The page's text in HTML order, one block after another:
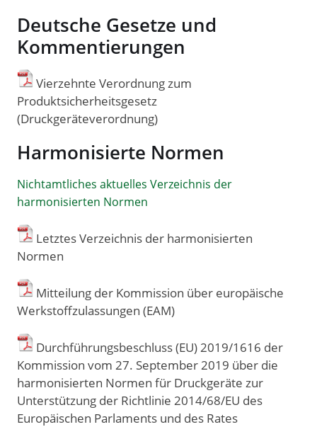
Deutsche Gesetze und
Kommentierungen
Vierzehnte Verordnung zum
Produktsicherheitsgesetz
(Druckgeräteverordnung)
Harmonisierte Normen
Nichtamtliches aktuelles Verzeichnis der
harmonisierten Normen
Letztes Verzeichnis der harmonisierten
Normen
Mitteilung der Kommission über europäische
Werkstoffzulassungen (EAM)
Durchführungsbeschluss (EU) 2019/1616 der
Kommission vom 27. September 2019 über die
harmonisierten Normen für Druckgeräte zur
Unterstützung der Richtlinie 2014/68/EU des
Europäischen Parlaments und des Rates